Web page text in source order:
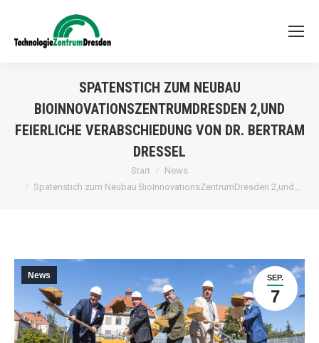
SPATENSTICH ZUM NEUBAU
BIOINNOVATIONSZENTRUMDRESDEN 2,UND
FEIERLICHE VERABSCHIEDUNG VON DR. BERTRAM
DRESSEL
Start
News
Spatenstich zum Neubau BioInnovationsZentrumDresden 2,und…
SEP.
7
News